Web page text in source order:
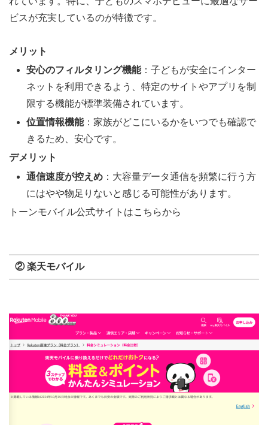
ビスが充実しているのが特徴です。
メリット
安心のフィルタリング機能：子どもが安全にインター
ネットを利用できるよう、特定のサイトやアプリを制
限する機能が標準装備されています。
位置情報機能：家族がどこにいるかをいつでも確認で
きるため、安心です。
デメリット
通信速度が控えめ ：大容量データ通信を頻繁に行う方
にはやや物足りないと感じる可能性があります。
トーンモバイル公式サイトはこちらから
② 楽天モバイル